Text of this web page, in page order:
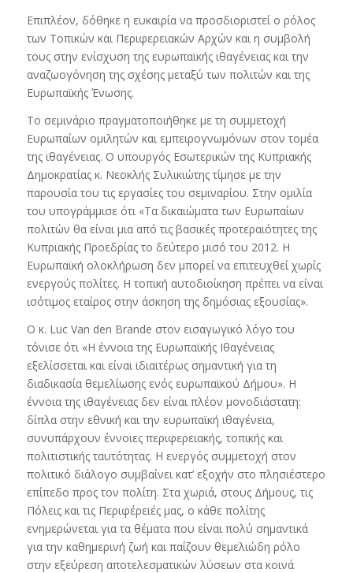
Επιπλέον, δόθηκε η ευκαιρία να προσδιοριστεί ο ρόλος
των Τοπικών και Περιφερειακών Αρχών και η συμβολή
τους στην ενίσχυση της ευρωπαϊκής ιθαγένειας και την
αναζωογόνηση της σχέσης μεταξύ των πολιτών και της
Ευρωπαϊκής Ένωσης.
Το σεμινάριο πραγματοποιήθηκε με τη συμμετοχή
Ευρωπαίων ομιλητών και εμπειρογνωμόνων στον τομέα
της ιθαγένειας. Ο υπουργός Εσωτερικών της Κυπριακής
Δημοκρατίας κ. Νεοκλής Συλικιώτης τίμησε με την
παρουσία του τις εργασίες του σεμιναρίου. Στην ομιλία
του υπογράμμισε ότι «Τα δικαιώματα των Ευρωπαίων
πολιτών θα είναι μια από τις βασικές προτεραιότητες της
Κυπριακής Προεδρίας το δεύτερο μισό του 2012. Η
Ευρωπαϊκή ολοκλήρωση δεν μπορεί να επιτευχθεί χωρίς
ενεργούς πολίτες. Η τοπική αυτοδιοίκηση πρέπει να είναι
ισότιμος εταίρος στην άσκηση της δημόσιας εξουσίας».
Ο κ. Luc Van den Brande στον εισαγωγικό λόγο του
τόνισε ότι «Η έννοια της Ευρωπαϊκής Ιθαγένειας
εξελίσσεται και είναι ιδιαιτέρως σημαντική για τη
διαδικασία θεμελίωσης ενός ευρωπαϊκού Δήμου». Η
έννοια της ιθαγένειας δεν είναι πλέον μονοδιάστατη:
δίπλα στην εθνική και την ευρωπαϊκή ιθαγένεια,
συνυπάρχουν έννοιες περιφερειακής, τοπικής και
πολιτιστικής ταυτότητας. Η ενεργός συμμετοχή στον
πολιτικό διάλογο συμβαίνει κατ’ εξοχήν στο πλησιέστερο
επίπεδο προς τον πολίτη. Στα χωριά, στους Δήμους, τις
Πόλεις και τις Περιφέρειές μας, ο κάθε πολίτης
ενημερώνεται για τα θέματα που είναι πολύ σημαντικά
για την καθημερινή ζωή και παίζουν θεμελιώδη ρόλο
στην εξεύρεση αποτελεσματικών λύσεων στα κοινά